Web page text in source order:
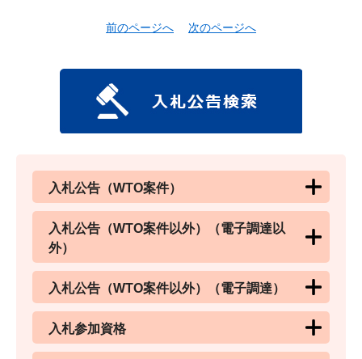
前のページへ 次のページへ
入札公告（WTO案件）
入札公告（WTO案件以外）（電子調達以
外）
入札公告（WTO案件以外）（電子調達）
入札参加資格